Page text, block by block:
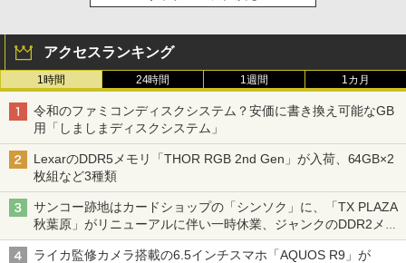
アクセスランキング
1時間 24時間 1週間 1カ月
令和のファミコンディスクシステム？安価に書き換え可能なGB
用「しましまディスクシステム」
LexarのDDR5メモリ「THOR RGB 2nd Gen」が入荷、64GB×2
枚組など3種類
サンコー跡地はカードショップの「シンソク」に、「TX PLAZA
秋葉原」がリニューアルに伴い一時休業、ジャンクのDDR2メモ
リが100円で販売など～ 最近の秋葉原 ～
ライカ監修カメラ搭載の6.5インチスマホ「AQUOS R9」が